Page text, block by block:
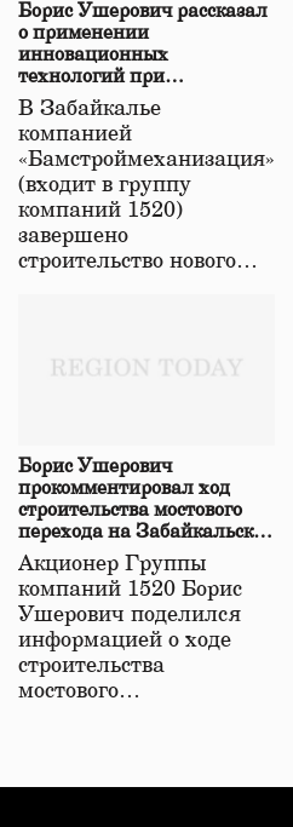
Борис Ушерович рассказал
о применении
инновационных
технологий при
строительстве нового моста
в Забайкалье
В Забайкалье
компанией
«Бамстроймеханизация»
(входит в группу
компаний 1520)
завершено
строительство нового…
Борис Ушерович
прокомментировал ход
строительства мостового
перехода на Забайкальской
железной дороге
Акционер Группы
компаний 1520 Борис
Ушерович поделился
информацией о ходе
строительства
мостового…